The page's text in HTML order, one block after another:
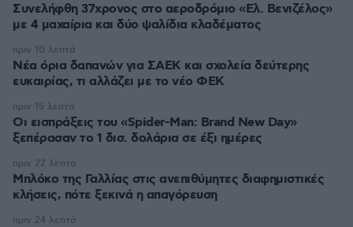
Συνελήφθη 37χρονος στο αεροδρόμιο «Ελ. Βενιζέλος»
με 4 μαχαίρια και δύο ψαλίδια κλαδέματος
Νέα όρια δαπανών για ΣΑΕΚ και σχολεία δεύτερης
ευκαιρίας, τι αλλάζει με το νέο ΦΕΚ
πριν 10 λεπτά
Οι εισπράξεις του «Spider-Man: Brand New Day»
ξεπέρασαν το 1 δισ. δολάρια σε έξι ημέρες
πριν 15 λεπτά
Μπλόκο της Γαλλίας στις ανεπιθύμητες διαφημιστικές
κλήσεις, πότε ξεκινά η απαγόρευση
πριν 22 λεπτά
πριν 24 λεπτά